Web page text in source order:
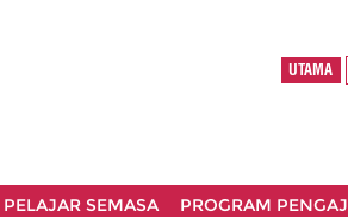
UTAMA
PELAJAR SEMASA PROGRAM